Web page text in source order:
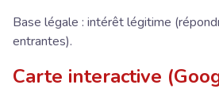
Base légale : intérêt légitime
entrantes).
Carte interactive